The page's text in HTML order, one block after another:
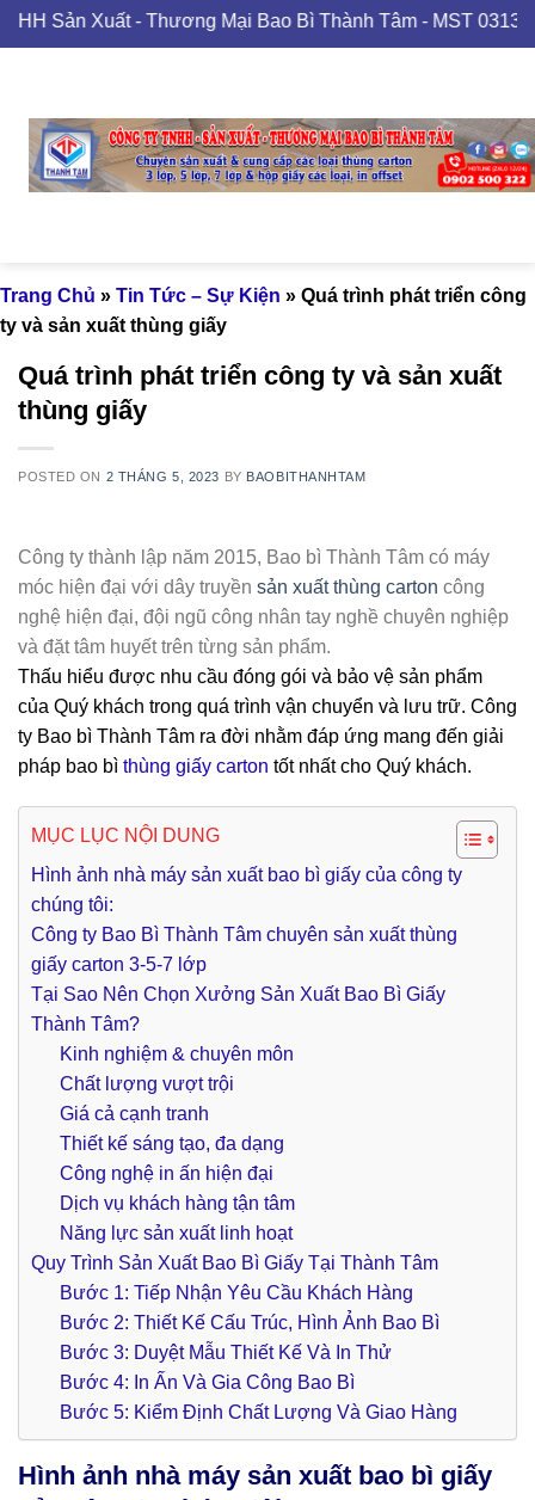
Skip
to
- Thương Mại Bao Bì Thành Tâm - MST 0313489420
Trang Chủ » Tin Tức – Sự Kiện » Quá trình phát triển công
ty và sản xuất thùng giấy
Quá trình phát triển công ty và sản xuất
thùng giấy
POSTED ON 2 THÁNG 5, 2023 BY BAOBITHANHTAM
Công ty thành lập năm 2015, Bao bì Thành Tâm có máy
móc hiện đại với dây truyền sản xuất thùng carton công
nghệ hiện đại, đội ngũ công nhân tay nghề chuyên nghiệp
và đặt tâm huyết trên từng sản phẩm.
Thấu hiểu được nhu cầu đóng gói và bảo vệ sản phẩm
của Quý khách trong quá trình vận chuyển và lưu trữ. Công
ty Bao bì Thành Tâm ra đời nhằm đáp ứng mang đến giải
pháp bao bì thùng giấy carton tốt nhất cho Quý khách.
MỤC LỤC NỘI DUNG
Hình ảnh nhà máy sản xuất bao bì giấy của công ty
chúng tôi:
Công ty Bao Bì Thành Tâm chuyên sản xuất thùng
giấy carton 3-5-7 lớp
Tại Sao Nên Chọn Xưởng Sản Xuất Bao Bì Giấy
Thành Tâm?
Kinh nghiệm & chuyên môn
Chất lượng vượt trội
Giá cả cạnh tranh
Thiết kế sáng tạo, đa dạng
Công nghệ in ấn hiện đại
Dịch vụ khách hàng tận tâm
Năng lực sản xuất linh hoạt
Quy Trình Sản Xuất Bao Bì Giấy Tại Thành Tâm
Bước 1: Tiếp Nhận Yêu Cầu Khách Hàng
Bước 2: Thiết Kế Cấu Trúc, Hình Ảnh Bao Bì
Bước 3: Duyệt Mẫu Thiết Kế Và In Thử
Bước 4: In Ấn Và Gia Công Bao Bì
Bước 5: Kiểm Định Chất Lượng Và Giao Hàng
Hình ảnh nhà máy sản xuất bao bì giấy